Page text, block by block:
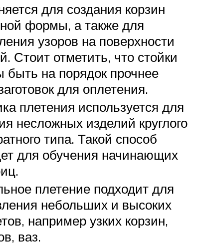
для создания корзин
формы, а также для
узоров на поверхности
Стоит отметить, что стойки
быть на порядок прочнее
для оплетения.
плетения используется для
несложных изделий круглого
типа. Такой способ
для обучения начинающих
плетение подходит для
небольших и высоких
например узких корзин,
ваз.